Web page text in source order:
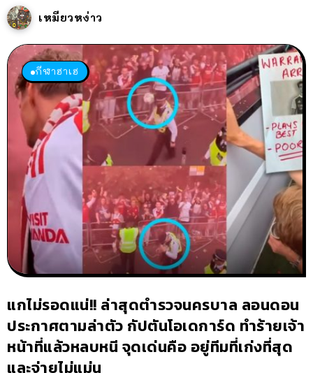
เหมียวหง่าว
กีฬาฮาเฮ
แกไม่รอดแน่!! ล่าสุดตำรวจนครบาล ลอนดอน
ประกาศตามล่าตัว กัปตันโอเดการ์ด ทำร้ายเจ้า
หน้าที่แล้วหลบหนี จุดเด่นคือ อยู่ทีมที่เก่งที่สุด
และจ่ายไม่แม่น